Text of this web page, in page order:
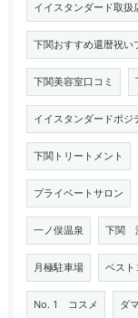
イイスタンダード取扱
下関おすすめ還暦祝い
下関美容室口コミ
イイスタンダードポジ
下関トリートメント
プライベートサロン
一ノ俣温泉 下関
月極駐車場 ベスト
No. 1 コスメ ダ